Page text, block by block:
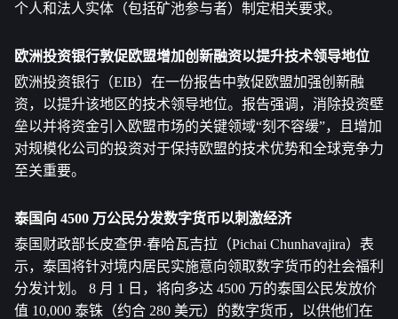
个人和法人实体（包括矿池参与者）制定相关要求。
欧洲投资银行敦促欧盟增加创新融资以提升技术领导地位
欧洲投资银行（EIB）在一份报告中敦促欧盟加强创新融
资，以提升该地区的技术领导地位。报告强调，消除投资壁
垒以并将资金引入欧盟市场的关键领域“刻不容缓”，且增加
对规模化公司的投资对于保持欧盟的技术优势和全球竞争力
至关重要。
泰国向 4500 万公民分发数字货币以刺激经济
泰国财政部长皮查伊·春哈瓦吉拉（Pichai Chunhavajira）表
示，泰国将针对境内居民实施意向领取数字货币的社会福利
分发计划。 8 月 1 日，将向多达 4500 万的泰国公民发放价
值 10,000 泰铢（约合 280 美元）的数字货币，以供他们在